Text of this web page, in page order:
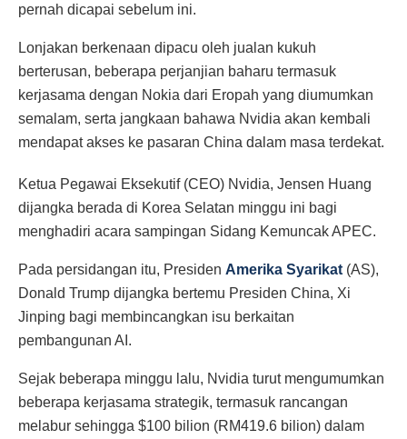
pernah dicapai sebelum ini.
Lonjakan berkenaan dipacu oleh jualan kukuh
berterusan, beberapa perjanjian baharu termasuk
kerjasama dengan Nokia dari Eropah yang diumumkan
semalam, serta jangkaan bahawa Nvidia akan kembali
mendapat akses ke pasaran China dalam masa terdekat.
Ketua Pegawai Eksekutif (CEO) Nvidia, Jensen Huang
dijangka berada di Korea Selatan minggu ini bagi
menghadiri acara sampingan Sidang Kemuncak APEC.
Pada persidangan itu, Presiden Amerika Syarikat (AS),
Donald Trump dijangka bertemu Presiden China, Xi
Jinping bagi membincangkan isu berkaitan
pembangunan AI.
Sejak beberapa minggu lalu, Nvidia turut mengumumkan
beberapa kerjasama strategik, termasuk rancangan
melabur sehingga $100 bilion (RM419.6 bilion) dalam